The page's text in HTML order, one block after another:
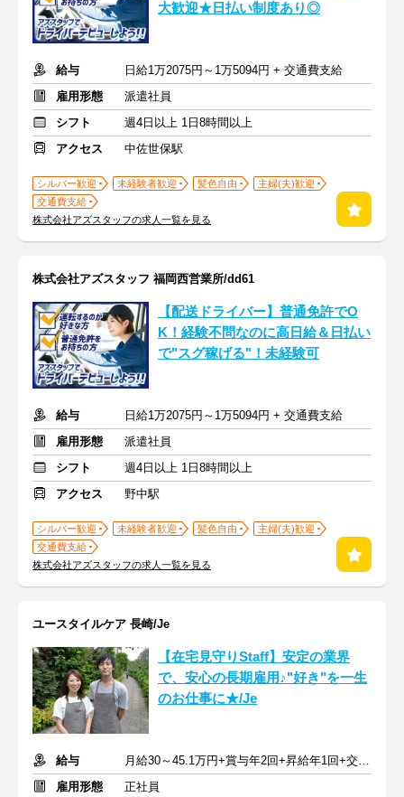
大歓迎★日払い制度あり◎
給与
日給1万2075円～1万5094円 + 交通費支給
雇用形態
派遣社員
シフト
週4日以上 1日8時間以上
アクセス
中佐世保駅
シルバー歓迎 未経験者歓迎 髪色自由
主婦(夫)歓迎
交通費支給
株式会社アズスタッフの求人一覧を見る
株式会社アズスタッフ 福岡西営業所/dd61
【配送ドライバー】普通免許でO
K！経験不問なのに高日給＆日払い
で"スグ稼げる"！未経験可
給与
日給1万2075円～1万5094円 + 交通費支給
雇用形態
派遣社員
シフト
週4日以上 1日8時間以上
アクセス
野中駅
シルバー歓迎 未経験者歓迎 髪色自由
主婦(夫)歓迎
交通費支給
株式会社アズスタッフの求人一覧を見る
ユースタイルケア 長崎/Je
【在宅見守りStaff】安定の業界
で、安心の長期雇用♪"好き"を一生
のお仕事に★/Je
給与
月給30～45.1万円+賞与年2回+昇給年1回+交通費全額
雇用形態
正社員